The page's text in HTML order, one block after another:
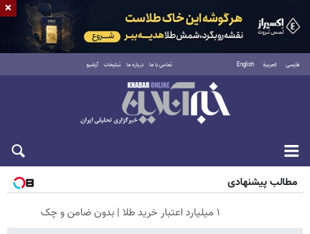
فارسی العربية English تماس با ما درباره ما تبلیغات آرشیو
شنبه ۱۷ مرداد ۱۴۰۵
مطالب پیشنهادی
۱ میلیارد اعتبار خرید طلا | بدون ضامن و چک
×